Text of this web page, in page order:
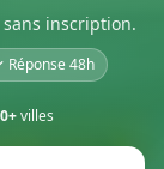
inscription.
Réponse 48h
villes